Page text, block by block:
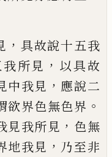
， 具故說十五我
所見 ， 以具故
中我見 ， 應說二
欲界色無色界 。
見我所見 ， 色無
地我見 ， 乃至非